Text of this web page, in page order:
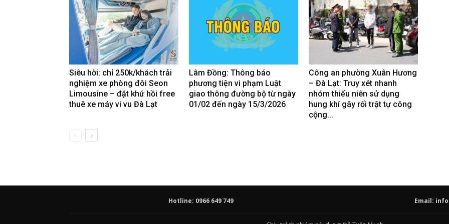
Siêu hời: chỉ 250k/khách trải
nghiệm xe phòng đôi Seon
Limousine – đặt khứ hồi free
thuê xe máy vi vu Đà Lạt
Lâm Đồng: Thông báo
phương tiện vi phạm Luật
giao thông đường bộ từ ngày
01/02 đến ngày 15/3/2026
Công an phường Xuân Hương
– Đà Lạt: Truy xét nhanh
nhóm thiếu niên sử dụng
hung khí gây rối trật tự công
cộng...
Hotline: 0966 649 749 Email: